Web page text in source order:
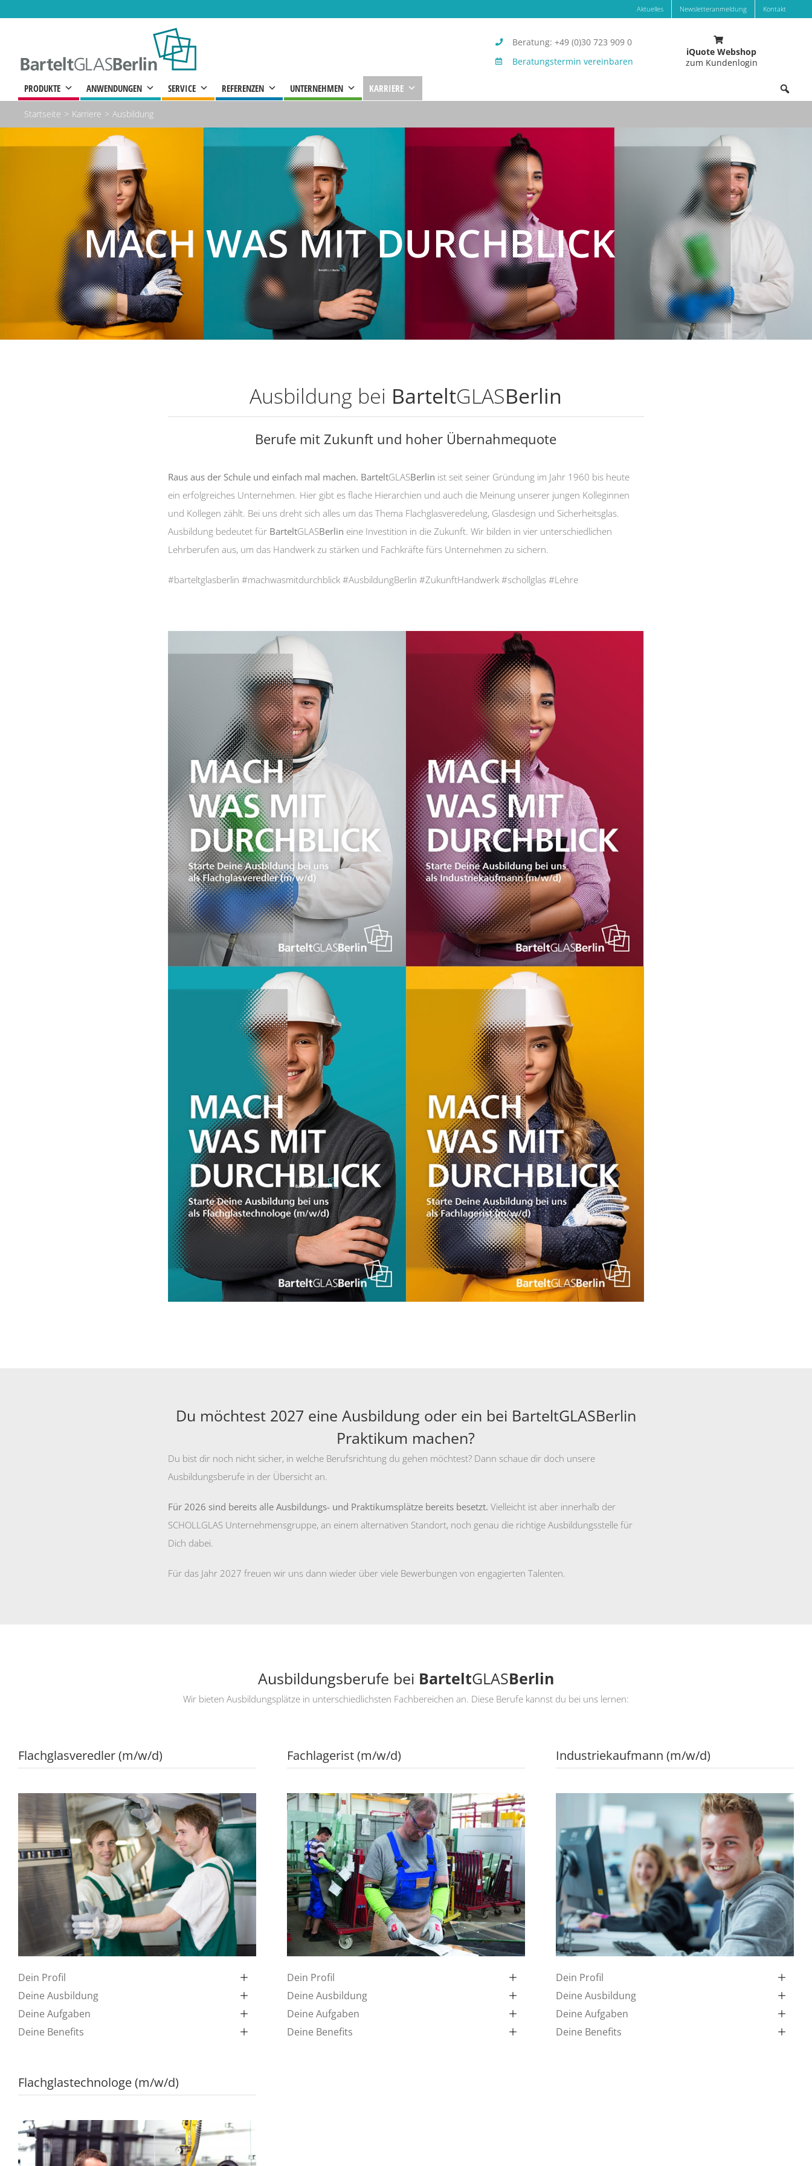
Aktuelles Newsletteranmeldung Kontakt
Beratung: +49 (0)30 723 909 0
Beratungstermin vereinbaren
iQuote Webshop
zum Kundenlogin
PRODUKTE ANWENDUNGEN SERVICE REFERENZEN UNTERNEHMEN KARRIERE
Startseite Karriere Ausbildung
MACH WAS MIT DURCHBLICK
Ausbildung bei BarteltGLASBerlin
Berufe mit Zukunft und hoher Übernahmequote
Raus aus der Schule und einfach mal machen. BarteltGLASBerlin ist seit seiner Gründung im Jahr 1960 bis heute
ein erfolgreiches Unternehmen. Hier gibt es flache Hierarchien und auch die Meinung unserer jungen Kolleginnen
und Kollegen zählt. Bei uns dreht sich alles um das Thema Flachglasveredelung, Glasdesign und Sicherheitsglas.
Ausbildung bedeutet für BarteltGLASBerlin eine Investition in die Zukunft. Wir bilden in vier unterschiedlichen
Lehrberufen aus, um das Handwerk zu stärken und Fachkräfte fürs Unternehmen zu sichern.
#barteltglasberlin #machwasmitdurchblick #AusbildungBerlin #ZukunftHandwerk #schollglas #Lehre
Du möchtest 2027 eine Ausbildung oder ein bei BarteltGLASBerlin
Praktikum machen?
Du bist dir noch nicht sicher, in welche Berufsrichtung du gehen möchtest? Dann schaue dir doch unsere
Ausbildungsberufe in der Übersicht an.
Für 2026 sind bereits alle Ausbildungs- und Praktikumsplätze bereits besetzt. Vielleicht ist aber innerhalb der
SCHOLLGLAS Unternehmensgruppe, an einem alternativen Standort, noch genau die richtige Ausbildungsstelle für
Dich dabei.
Für das Jahr 2027 freuen wir uns dann wieder über viele Bewerbungen von engagierten Talenten.
Ausbildungsberufe bei BarteltGLASBerlin
Wir bieten Ausbildungsplätze in unterschiedlichsten Fachbereichen an. Diese Berufe kannst du bei uns lernen:
Flachglasveredler (m/w/d)
Dein Profil
Deine Ausbildung
Deine Aufgaben
Deine Benefits
Fachlagerist (m/w/d)
Dein Profil
Deine Ausbildung
Deine Aufgaben
Deine Benefits
Industriekaufmann (m/w/d)
Dein Profil
Deine Ausbildung
Deine Aufgaben
Deine Benefits
Flachglastechnologe (m/w/d)